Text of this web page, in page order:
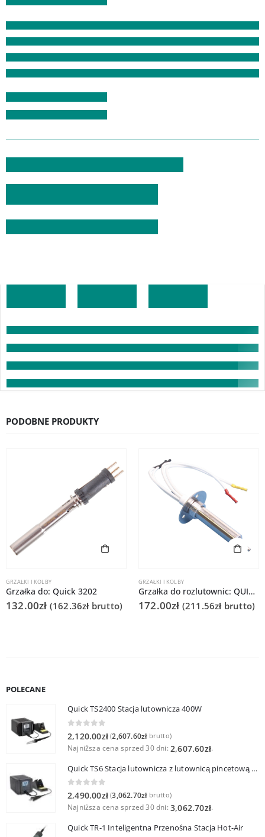
PODOBNE PRODUKTY
GRZAŁKI I KOLBY
Grzałka do: Quick 3202
132.00zł (162.36zł brutto)
GRZAŁKI I KOLBY
Grzałka do rozlutownic: QUICK 201B/Quick 713 – DESOLD IRON HEAT
172.00zł (211.56zł brutto)
POLECANE
Quick TS2400 Stacja lutownicza 400W
2,120.00zł (2,607.60złbrutto)
Najniższa cena sprzed 30 dni: 2,607.60zł.
Quick TS6 Stacja lutownicza z lutownicą pincetową 60W
0 out of 5
2,490.00zł (3,062.70złbrutto)
Najniższa cena sprzed 30 dni: 3,062.70zł.
Quick TR-1 Inteligentna Przenośna Stacja Hot-Air